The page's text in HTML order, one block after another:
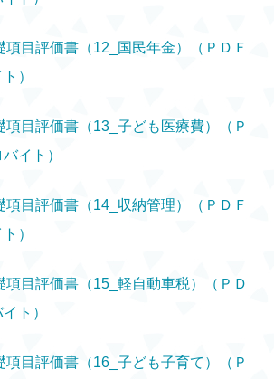
項目評価書（12_国民年金）（ＰＤＦ
）
項目評価書（13_子ども医療費）（Ｐ
イト）
項目評価書（14_収納管理）（ＰＤＦ
）
項目評価書（15_軽自動車税）（ＰＤ
ト）
項目評価書（16_子ども子育て）（Ｐ